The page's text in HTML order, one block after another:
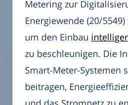
Metering zur
Energiewende (20/
um den Einbau
zu beschleunigen. Die
Smart-Meter-Systemen
beitragen,